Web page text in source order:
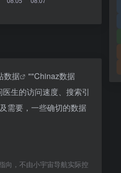
数据 ""Chinaz数据
生的访问速度、搜索引
需要，一些确切的数据
向，不由小宇宙导航实际控